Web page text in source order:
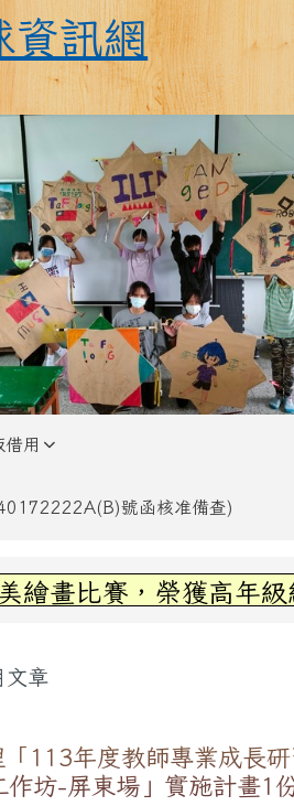
網
資訊網
用
號函核准備查)
，榮獲高年級組第三
章
113年度教師專業成長
坊-屏東場」實施計畫1